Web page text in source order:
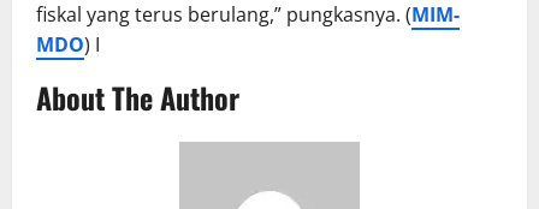
fiskal yang terus berulang,” pungkasnya. (MIM-
MDO) I
About The Author